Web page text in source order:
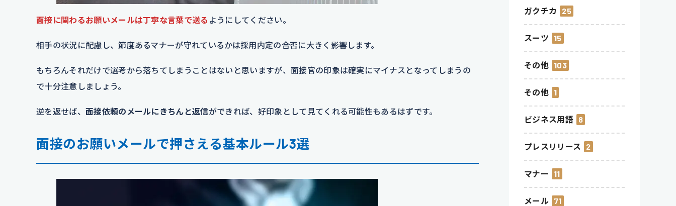
面接に関わるお願いメールは丁寧な言葉で送る ようにしてください。
相手の状況に配慮し、節度あるマナーが守れているかは採用内定の合否に大きく影響します。
もちろんそれだけで選考から落ちてしまうことはないと思いますが、面接官の印象は確実にマイナスとなってしまうの
で十分注意しましょう。
逆を返せば、 面接依頼のメールにきちんと返信ができれば、好印象として見てくれる可能性もあるはずです。
面接のお願いメールで押さえる基本ルール3選
ガクチカ 25
スーツ 15
その他 103
その他 1
ビジネス用語 8
プレスリリース 2
マナー 11
メール 71